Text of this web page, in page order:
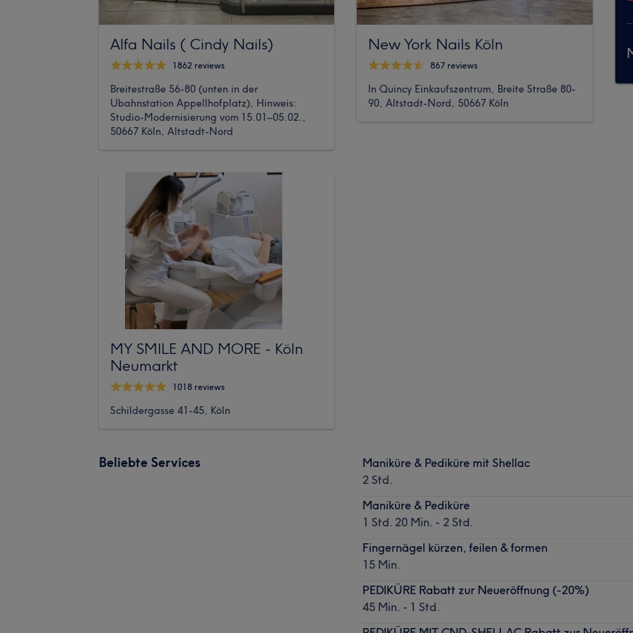
Alfa Nails ( Cindy Nails)
1862 reviews
Breitestraße 56-80 (unten in der
Ubahnstation Appellhofplatz), Hinweis:
Studio-Modernisierung vom 15.01–05.02.,
50667 Köln, Altstadt-Nord
MY SMILE AND MORE - Köln
Neumarkt
1018 reviews
Schildergasse 41-45, Köln
New York Nails Köln
867 reviews
In Quincy Einkaufszentrum, Breite Straße 80-
90, Altstadt-Nord, 50667 Köln
Beliebte Services
Maniküre & Pediküre mit Shellac
2 Std.
Maniküre & Pediküre
1 Std. 20 Min. - 2 Std.
Fingernägel kürzen, feilen & formen
15 Min.
PEDIKÜRE Rabatt zur Neueröffnung (-20%)
45 Min. - 1 Std.